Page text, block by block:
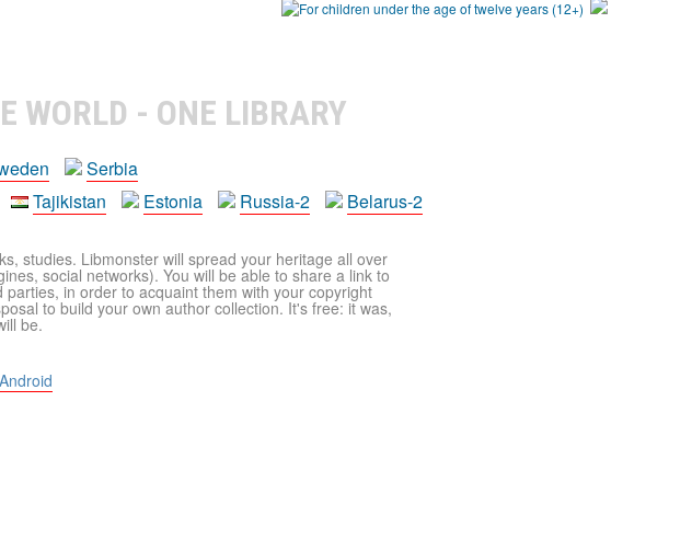
WORLD - ONE LIBRARY
Serbia
Tajikistan Estonia Russia-2 Belarus-2
studies. Libmonster will spread your heritage all over
social networks). You will be able to share a link to
in order to acquaint them with your copyright
to build your own author collection. It's free: it was,
be.